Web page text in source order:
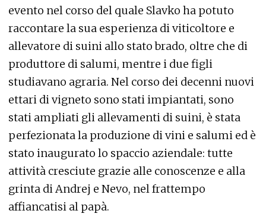
evento nel corso del quale Slavko ha potuto
raccontare la sua esperienza di viticoltore e
allevatore di suini allo stato brado, oltre che di
produttore di salumi, mentre i due figli
studiavano agraria. Nel corso dei decenni nuovi
ettari di vigneto sono stati impiantati, sono
stati ampliati gli allevamenti di suini, è stata
perfezionata la produzione di vini e salumi ed è
stato inaugurato lo spaccio aziendale: tutte
attività cresciute grazie alle conoscenze e alla
grinta di Andrej e Nevo, nel frattempo
affiancatisi al papà.